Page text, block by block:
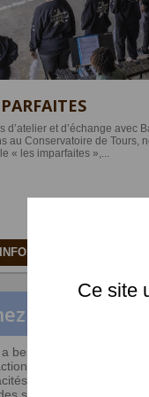
d’atelier et d’échange avec
au Conservatoire de Tours,
« les imparfaites »,...
adhérent
besoin de votre soutien
militantes, pour
des personnes
Ce site